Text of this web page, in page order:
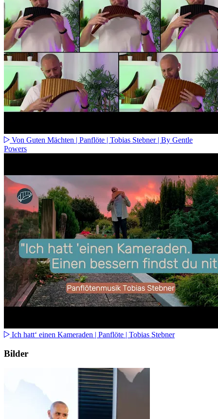
Von Guten Mächten | Panflöte | Tobias Stebner | By Gentle
Powers
Ich hatt‘ einen Kameraden | Panflöte | Tobias Stebner
Bilder